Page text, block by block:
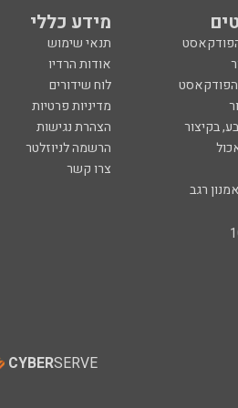
מידע כללי
תנאי שימוש
אודות הרדיו
הפודקאסט
לוח שידורים
מדיניות פרטיות
בקיצור
הצהרת נגישות
הרשמה לניוזלטר
צרו קשר
רגב
CYBERSERVE